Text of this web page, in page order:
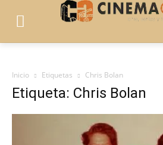
Inicio Etiquetas Chris Bolan
Etiqueta: Chris Bolan